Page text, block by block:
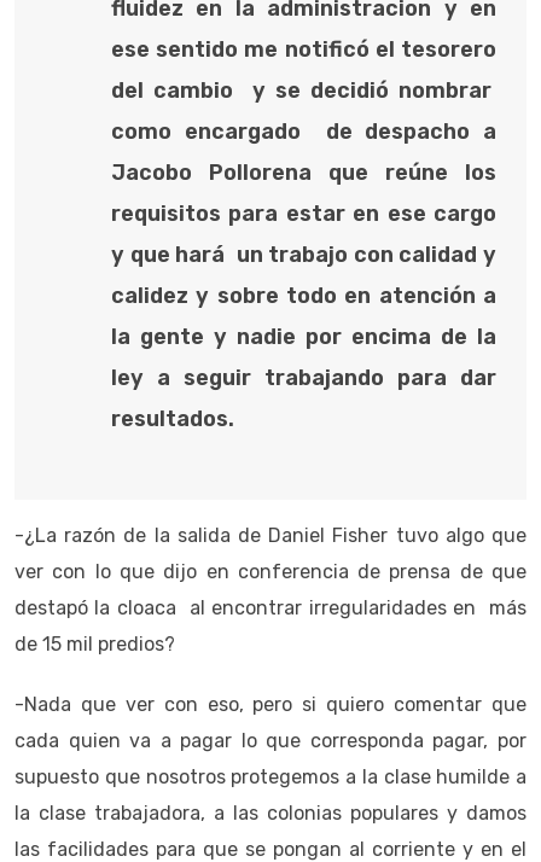
fluidez en la administracion y en
ese sentido me notificó el tesorero
del cambio y se decidió nombrar
como encargado de despacho a
Jacobo Pollorena que reúne los
requisitos para estar en ese cargo
y que hará un trabajo con calidad y
calidez y sobre todo en atención a
la gente y nadie por encima de la
ley a seguir trabajando para dar
resultados.
-¿La razón de la salida de Daniel Fisher tuvo algo que
ver con lo que dijo en conferencia de prensa de que
destapó la cloaca al encontrar irregularidades en más
de 15 mil predios?
-Nada que ver con eso, pero si quiero comentar que
cada quien va a pagar lo que corresponda pagar, por
supuesto que nosotros protegemos a la clase humilde a
la clase trabajadora, a las colonias populares y damos
las facilidades para que se pongan al corriente y en el